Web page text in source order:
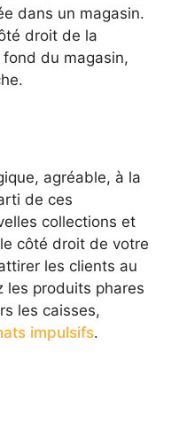
dans un magasin.
droit de la
du magasin,
agréable, à la
de ces
collections et
côté droit de votre
les clients au
les produits phares
les caisses,
impulsifs.